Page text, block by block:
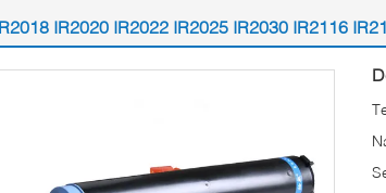
IR2020 IR2022 IR2025 IR2030 IR2116